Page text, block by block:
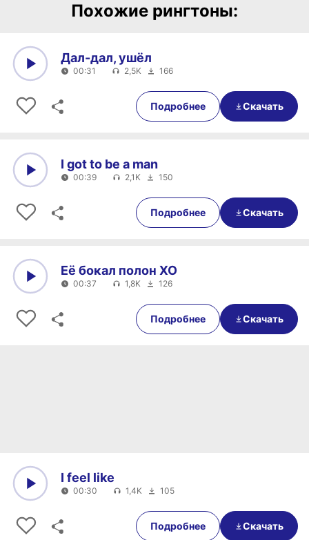
Похожие рингтоны:
00:31
Дал-дал, ушёл
00:31 2,5K 166
Подробнее Скачать
00:39
I got to be a man
00:39 2,1K 150
Подробнее Скачать
00:37
Её бокал полон XO
00:37 1,8K 126
Подробнее Скачать
00:30
I feel like
00:30 1,4K 105
Подробнее Скачать